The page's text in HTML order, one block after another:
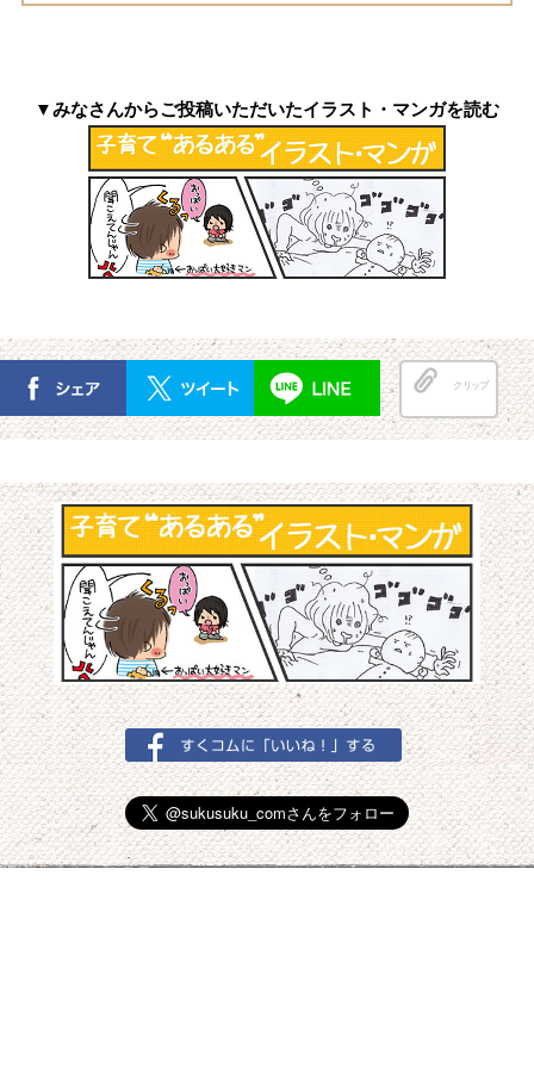
▼みなさんからご投稿いただいたイラスト・マンガを読む
クリップ